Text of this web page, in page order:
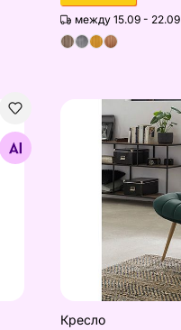
между 15.09 - 22.09
Кресло
Кресло